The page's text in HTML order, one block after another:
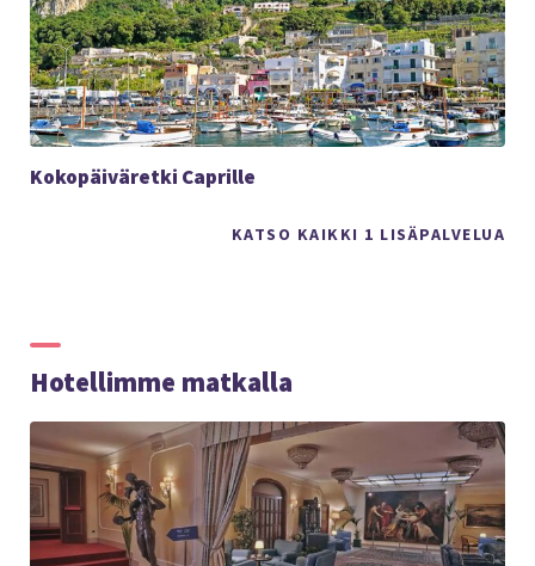
KATSO KAIKKI 1 LISÄPALVELUA
Kokopäiväretki Caprille
Hotellimme matkalla